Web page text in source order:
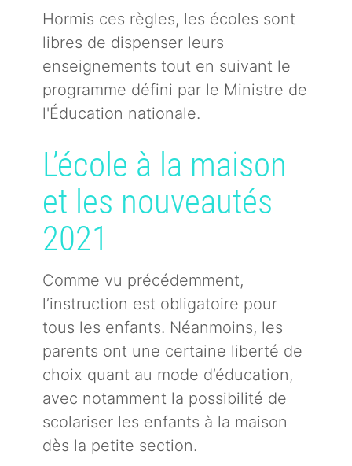
Hormis ces règles, les écoles sont
libres de dispenser leurs
enseignements tout en suivant le
programme défini par le Ministre de
l'Éducation nationale.
L’école à la maison
et les nouveautés
2021
Comme vu précédemment,
l’instruction est obligatoire pour
tous les enfants. Néanmoins, les
parents ont une certaine liberté de
choix quant au mode d’éducation,
avec notamment la possibilité de
scolariser les enfants à la maison
dès la petite section.